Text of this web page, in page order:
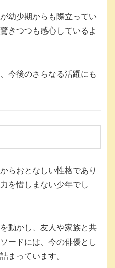
幼少期からも際立ってい
きつつも感心しているよ
今後のさらなる活躍にも
らおとなしい性格であり
を惜しまない少年でし
動かし、友人や家族と共
ードには、今の俳優とし
まっています。